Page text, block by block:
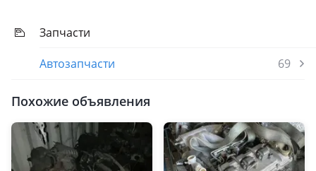
Запчасти
Автозапчасти
69
Похожие объявления